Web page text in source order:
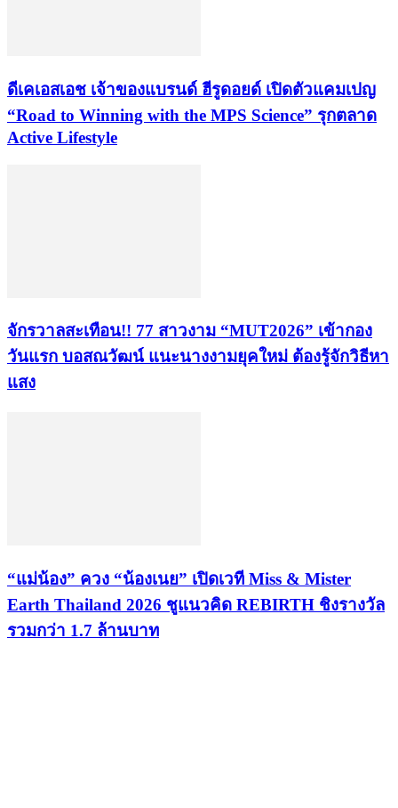
ดีเคเอสเอช เจ้าของแบรนด์ ฮีรูดอยด์ เปิดตัวแคมเปญ
“Road to Winning with the MPS Science” รุกตลาด
Active Lifestyle
จักรวาลสะเทือน!! 77 สาวงาม “MUT2026” เข้ากอง
วันแรก บอสณวัฒน์ แนะนางงามยุคใหม่ ต้องรู้จักวิธีหา
แสง
“แม่น้อง” ควง “น้องเนย” เปิดเวที Miss & Mister
Earth Thailand 2026 ชูแนวคิด REBIRTH ชิงรางวัล
รวมกว่า 1.7 ล้านบาท